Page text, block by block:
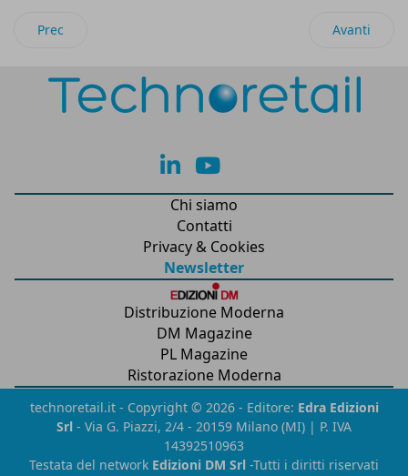
Articolo precedente: Intelligenza artificiale e supply chain: il
Prec Articolo
Avanti
lk yt
Chi siamo
Contatti
Privacy & Cookies
Newsletter
Distribuzione Moderna
DM Magazine
PL Magazine
Ristorazione Moderna
technoretail.it - Copyright © 2026 - Editore: Edra Edizioni
Srl - Via G. Piazzi, 2/4 - 20159 Milano (MI) | P. IVA
14392510963
Testata del network Edizioni DM Srl -Tutti i diritti riservati